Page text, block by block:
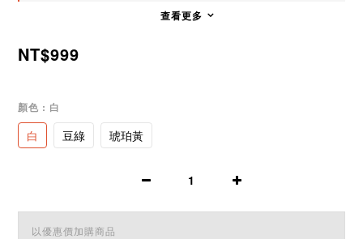
查看更多
NT$999
顏色 : 白
白 豆綠 琥珀黃
以優惠價加購商品